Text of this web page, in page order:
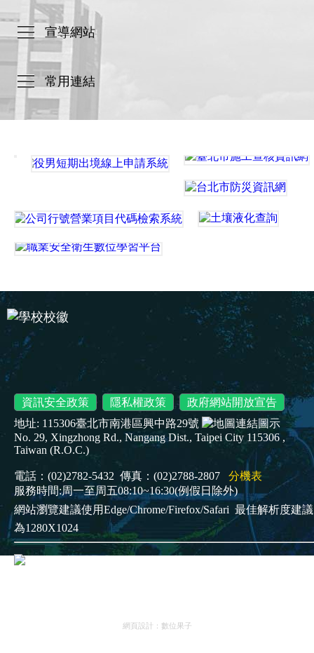
宣導網站
常用連結
資訊安全政策 隱私權政策
政府網站開放宣告
地址: 115306臺北市南港區興中路29號
No. 29, Xingzhong Rd., Nangang Dist., Taipei City 115306 ,
Taiwan (R.O.C.)
電話：(02)2782-5432 傳真：(02)2788-2807
分機表
服務時間:周一至周五08:10~16:30(例假日除外)
網站瀏覽建議使用Edge/Chrome/Firefox/Safari 最佳解析度建議
為1280X1024
網頁設計： 數位果子